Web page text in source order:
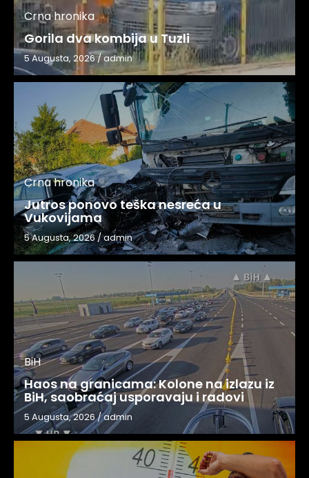
Crna hronika
Gorila dva kombija u Tuzli
5 Augusta, 2026/admin
Crna hronika
Jutros ponovo teška nesreća u
Vukovijama
5 Augusta, 2026/admin
BiH
Haos na granicama: Kolone na izlazu iz
BiH, saobraćaj usporavaju i radovi
5 Augusta, 2026/admin